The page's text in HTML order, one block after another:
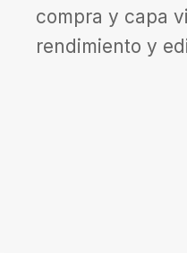
compra y capa
rendimiento y